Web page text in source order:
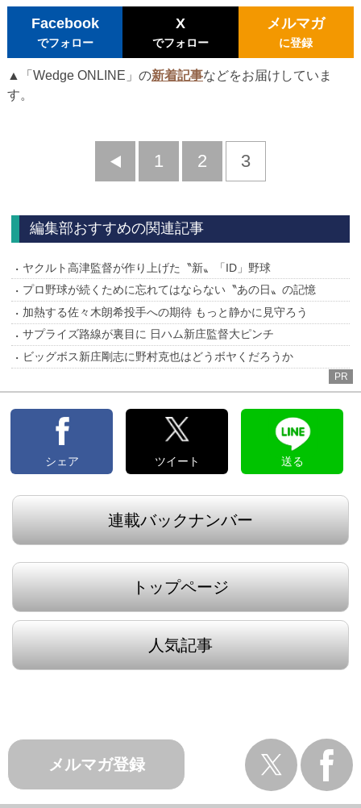
Facebook
でフォロー
X
でフォロー
メルマガ
に登録
▲「Wedge ONLINE」の新着記事などをお届けしていま
す。
前
1 2 3
編集部おすすめの関連記事
ヤクルト高津監督が作り上げた〝新〟「ID」野球
プロ野球が続くために忘れてはならない〝あの日〟の記憶
加熱する佐々木朗希投手への期待 もっと静かに見守ろう
サプライズ路線が裏目に 日ハム新庄監督大ピンチ
ビッグボス新庄剛志に野村克也はどうボヤくだろうか
PR
シェア ツイート 送る
連載バックナンバー
トップページ
人気記事
メルマガ登録